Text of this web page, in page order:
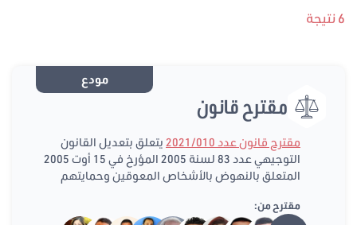
6 نتيجة
مودع
مقترح قانون
مقترح قانون عدد 2021/010
يتعلق بتعديل القانون
التوجيهي عدد 83 لسنة 2005 المؤرخ في 15 أوت 2005
المتعلق بالنهوض بالأشخاص المعوقين وحمايتهم
مقترح من: